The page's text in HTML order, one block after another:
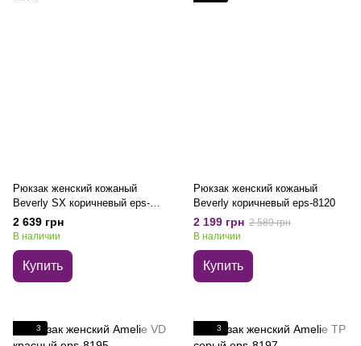
Рюкзак женский кожаный
Beverly SX коричневый eps-
8174
2 639 грн
В наличии
Купить
Рюкзак женский кожаный
Beverly коричневый eps-8120
2 199 грн 2 589 грн
В наличии
Купить
3 3